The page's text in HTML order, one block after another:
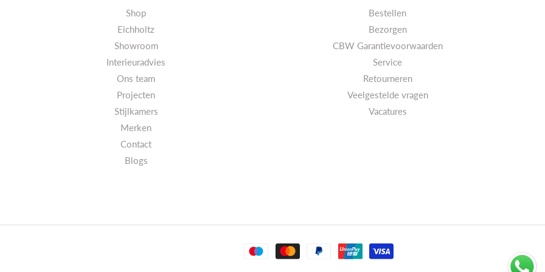
Shop
Eichholtz
Showroom
Interieuradvies
Ons team
Projecten
Stijlkamers
Merken
Contact
Blogs
Bestellen
Bezorgen
CBW Garantievoorwaarden
Service
Retourneren
Veelgestelde vragen
Vacatures